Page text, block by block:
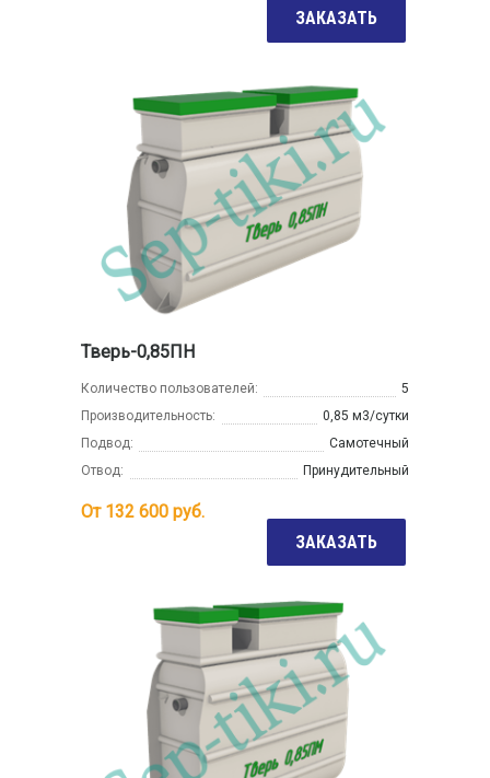
ЗАКАЗАТЬ
Тверь-0,85ПН
Количество пользователей:
5
Производительность:
0,85 м3/сутки
Подвод:
Самотечный
Отвод:
Принудительный
От 132 600 руб.
ЗАКАЗАТЬ